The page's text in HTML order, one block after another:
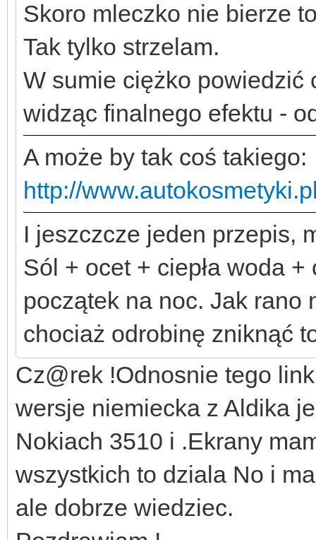
Skoro mleczko nie bierze
Tak tylko strzelam.
W sumie ciężko powiedzić
widząc finalnego efektu -
A może by tak coś takiego:
http://
I jeszczcze jeden przepis,
Sól + ocet + ciepła woda
początek na noc. Jak rano
chociaż odrobinę zniknąć
Cz@rek !Odnosnie tego
wersje niemiecka z Aldika
Nokiach 3510 i .Ekrany
wszystkich to dziala No i
ale dobrze wiedziec.